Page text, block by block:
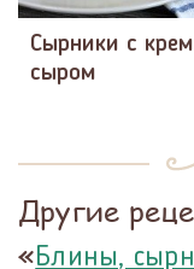
Сырники с
сыром
Другие
«Блины,